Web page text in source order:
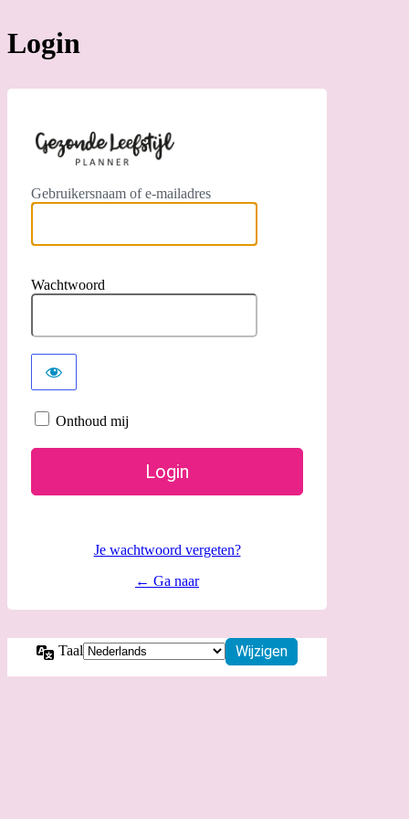
Login
Gebruikersnaam of e-mailadres
Wachtwoord
Onthoud mij
Je wachtwoord vergeten?
← Ga naar
Taal